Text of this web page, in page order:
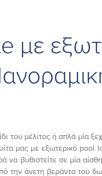
με
του μέλιτος ή απλά μία
μας με εξωτερικό
να βυθιστείτε σε μία
την άνετη βεράντα του